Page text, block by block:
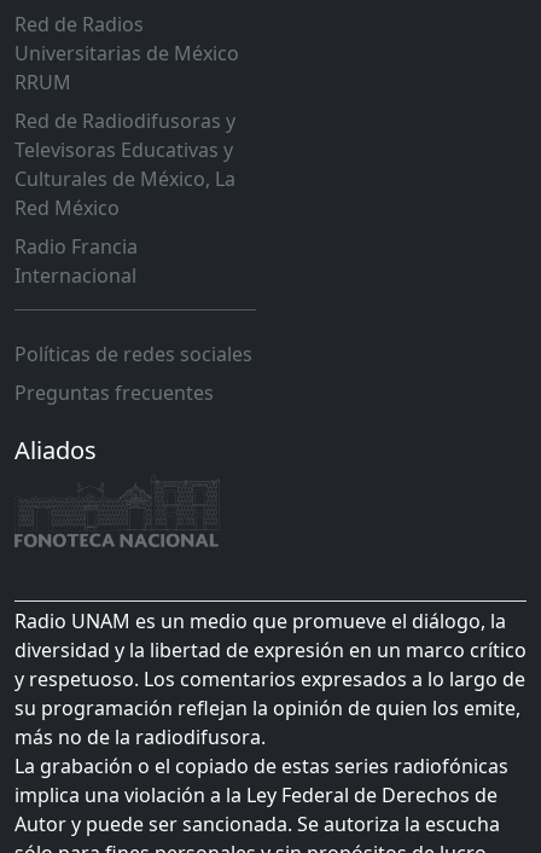
Red de Radios
Universitarias de México
RRUM
Red de Radiodifusoras y
Televisoras Educativas y
Culturales de México, La
Red México
Radio Francia
Internacional
Políticas de redes sociales
Preguntas frecuentes
Aliados
Radio UNAM es un medio que promueve el diálogo, la
diversidad y la libertad de expresión en un marco crítico
y respetuoso. Los comentarios expresados a lo largo de
su programación reflejan la opinión de quien los emite,
más no de la radiodifusora.
La grabación o el copiado de estas series radiofónicas
implica una violación a la Ley Federal de Derechos de
Autor y puede ser sancionada. Se autoriza la escucha